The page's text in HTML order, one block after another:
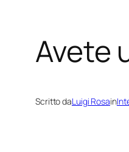
Avete
Scritto daLuigi Rosain